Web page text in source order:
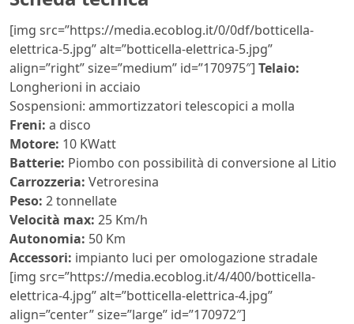
[img src=”https://media.ecoblog.it/0/0df/botticella-
elettrica-5.jpg” alt=”botticella-elettrica-5.jpg”
align=”right” size=”medium” id=”170975″] Telaio:
Longherioni in acciaio
Sospensioni: ammortizzatori telescopici a molla
Freni: a disco
Motore: 10 KWatt
Batterie: Piombo con possibilità di conversione al Litio
Carrozzeria: Vetroresina
Peso: 2 tonnellate
Velocità max: 25 Km/h
Autonomia: 50 Km
Accessori: impianto luci per omologazione stradale
[img src=”https://media.ecoblog.it/4/400/botticella-
elettrica-4.jpg” alt=”botticella-elettrica-4.jpg”
align=”center” size=”large” id=”170972″]